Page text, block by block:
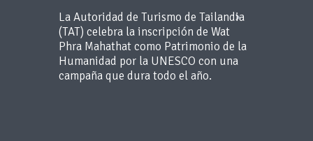
La Autoridad de Turismo de Tailandia
(TAT) celebra la inscripción de Wat
Phra Mahathat como Patrimonio de la
Humanidad por la UNESCO con una
campaña que dura todo el año.